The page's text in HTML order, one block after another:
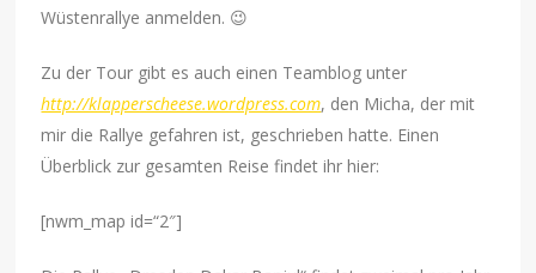
Wüstenrallye anmelden. 😉
Zu der Tour gibt es auch einen Teamblog unter
http://klapperscheese.wordpress.com, den Micha, der mit
mir die Rallye gefahren ist, geschrieben hatte. Einen
Überblick zur gesamten Reise findet ihr hier:
[nwm_map id=“2″]